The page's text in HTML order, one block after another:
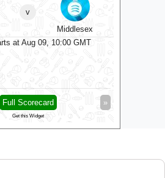
v
Middlesex
at Aug 09, 10:00 GMT
»
Full Scorecard
Get this Widget